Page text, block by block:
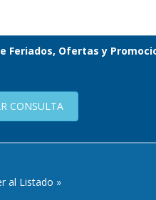
Feriados, Ofertas y
CONSULTA
al Listado »